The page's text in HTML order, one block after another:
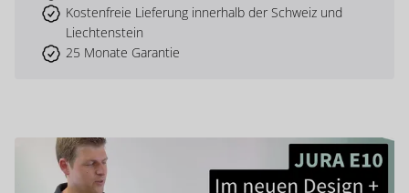
Kostenfreie Lieferung innerhalb der Schweiz und
Liechtenstein
25 Monate Garantie